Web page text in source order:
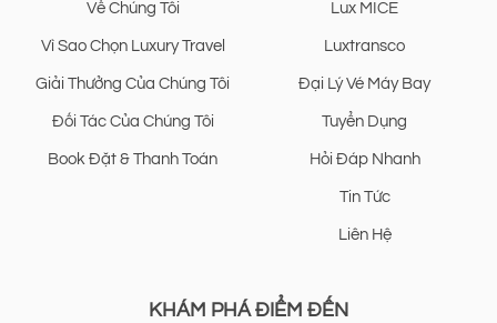
Về Chúng Tôi
Vì Sao Chọn Luxury Travel
Giải Thưởng Của Chúng Tôi
Đối Tác Của Chúng Tôi
Book Đặt & Thanh Toán
Lux MICE
Luxtransco
Đại Lý Vé Máy Bay
Tuyển Dụng
Hỏi Đáp Nhanh
Tin Tức
Liên Hệ
KHÁM PHÁ ĐIỂM ĐẾN